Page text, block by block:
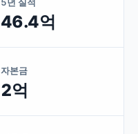
46.4억
자본금
2억